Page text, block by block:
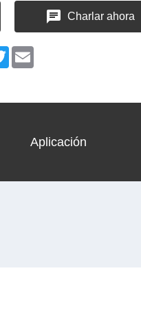
Charlar ahora
Twitter
Aplicación